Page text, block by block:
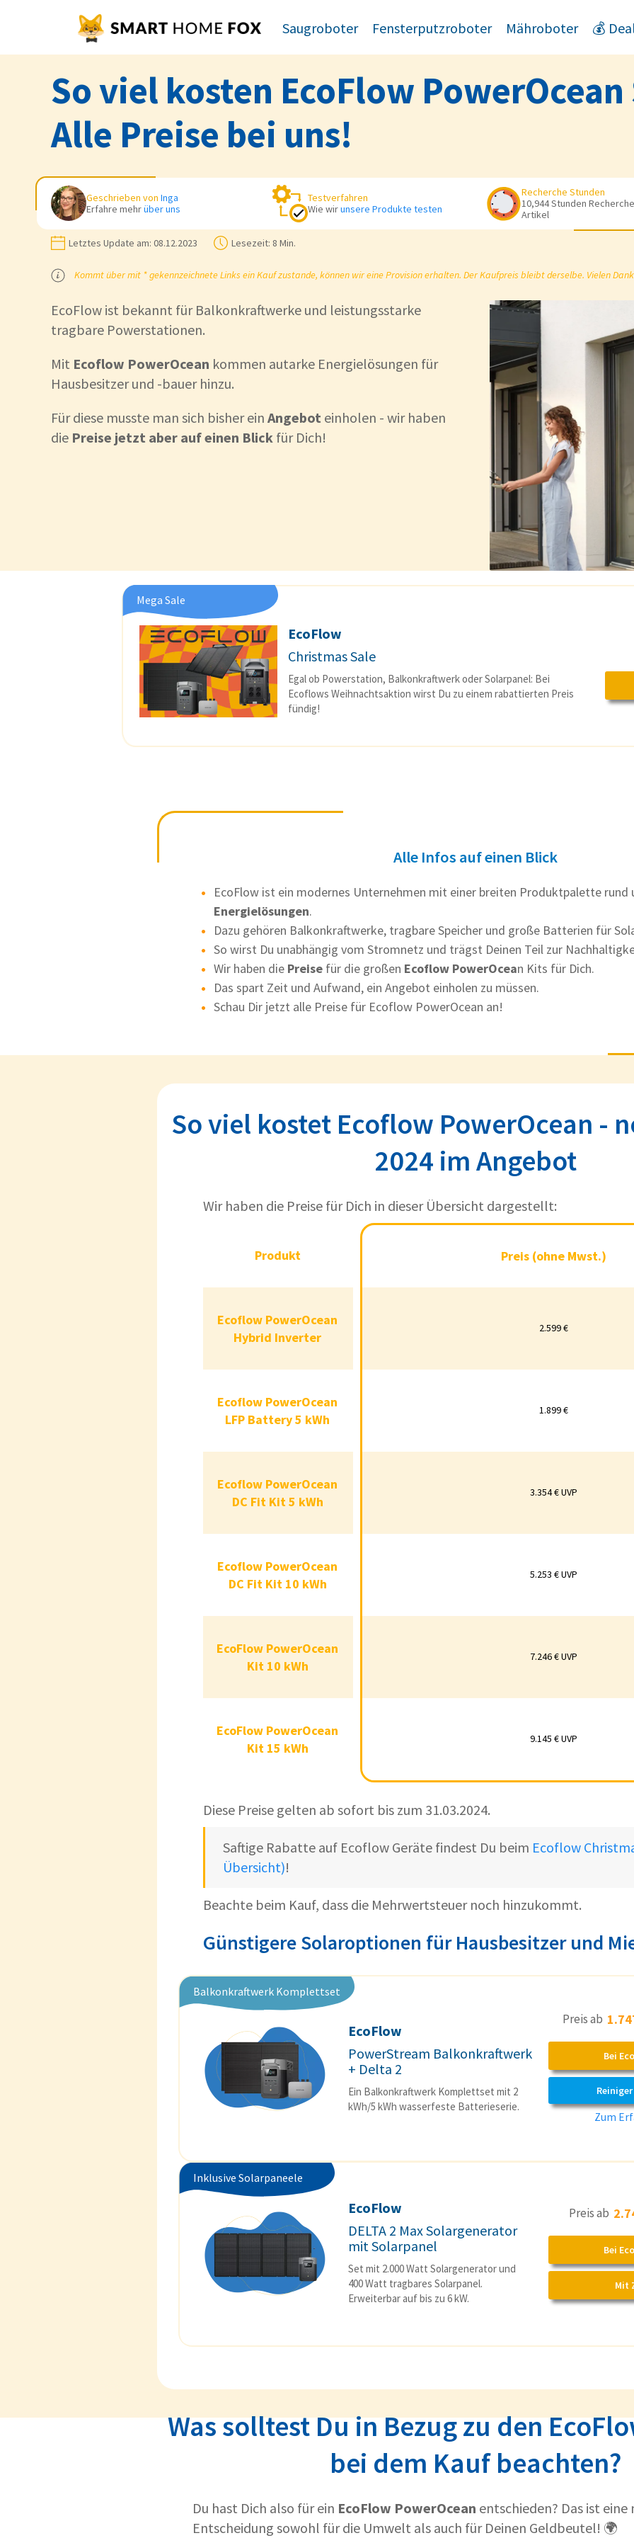
Saugroboter Fensterputzroboter Mähroboter 💰
So viel kosten EcoFlow
Alle Preise bei uns!
Geschrieben von Inga
Erfahre mehrüber uns
Testverfahren
Wie wirunsere Produkte testen
Recherche Stunden
10,944 Stunden
Artikel
Letztes Update am: 08.12.2023 Lesezeit: 8 Min.
Kommt über mit * gekennzeichnete Links ein Kauf zustande, können wir eine Provision erhalten. Der Kaufpreis bleibt derselbe. Vielen
EcoFlow ist bekannt für Balkonkraftwerke und leistungsstarke
tragbare Powerstationen.
Mit Ecoflow PowerOcean kommen autarke Energielösungen für
Hausbesitzer und -bauer hinzu.
Für diese musste man sich bisher ein Angebot einholen - wir haben
die Preise jetzt aber auf einen Blick für Dich!
Mega Sale
EcoFlow
Christmas Sale
Egal ob Powerstation, Balkonkraftwerk oder Solarpanel: Bei
Ecoflows Weihnachtsaktion wirst Du zu einem rabattierten Preis
fündig!
Alle Infos auf einen Blick
EcoFlow ist ein modernes Unternehmen mit einer breiten Produktpalette rund
Energielösungen.
Dazu gehören Balkonkraftwerke, tragbare Speicher und große Batterien für
So wirst Du unabhängig vom Stromnetz und trägst Deinen Teil zur
Wir haben die Preise für die großen Ecoflow PowerOcean Kits für Dich.
Das spart Zeit und Aufwand, ein Angebot einholen zu müssen.
Schau Dir jetzt alle Preise für Ecoflow PowerOcean an!
So viel kostet Ecoflow PowerOcean -
2024 im Angebot
Wir haben die Preise für Dich in dieser Übersicht dargestellt:
Hybrid Inverter
LFP Battery 5 kWh
DC Fit Kit 5 kWh
DC Fit Kit 10 kWh
Kit 10 kWh
Kit 15 kWh
Preis (ohne Mwst.)
2.599 €
1.899 €
3.354 € UVP
5.253 € UVP
7.246 € UVP
9.145 € UVP
Produkt
Ecoflow PowerOcean
Hybrid Inverter
Ecoflow PowerOcean
LFP Battery 5 kWh
Ecoflow PowerOcean
DC Fit Kit 5 kWh
Ecoflow PowerOcean
DC Fit Kit 10 kWh
EcoFlow PowerOcean
Kit 10 kWh
EcoFlow PowerOcean
Kit 15 kWh
Diese Preise gelten ab sofort bis zum 31.03.2024.
Saftige Rabatte auf Ecoflow Geräte findest Du beim Ecoflow
Übersicht)!
Beachte beim Kauf, dass die Mehrwertsteuer noch hinzukommt.
Günstigere Solaroptionen für Hausbesitzer und
Balkonkraftwerk Komplettset
EcoFlow
PowerStream Balkonkraftwerk
+ Delta 2
Ein Balkonkraftwerk Komplettset mit 2
kWh/5 kWh wasserfeste Batterieserie.
Preis ab
Bei
Zum
Inklusive Solarpaneele
EcoFlow
DELTA 2 Max Solargenerator
mit Solarpanel
Set mit 2.000 Watt Solargenerator und
400 Watt tragbares Solarpanel.
Erweiterbar auf bis zu 6 kW.
Preis ab
Bei
Mit
Was solltest Du in Bezug zu den
bei dem Kauf beachten?
Du hast Dich also für ein EcoFlow PowerOcean entschieden? Das ist
Entscheidung sowohl für die Umwelt als auch für Deinen Geldbeutel! 🌍